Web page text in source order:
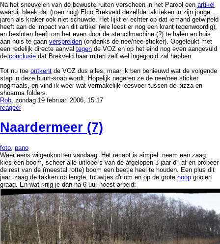
Na het sneuvelen van de bewuste ruiten verscheen in het Parool een artikel
waaruit bleek dat (toen nog) Elco Brekveld dezelfde taktieken in zijn jonge
jaren als kraker ook niet schuwde. Het lijkt er echter op dat iemand getwijfeld
heeft aan de impact van dit artikel (wie leest er nog een krant tegenwoordig),
en besloten heeft om het even door de stencilmachine (?) te halen en huis
aan huis te gaan verspreiden (ondanks de nee/nee sticker). Opgeleukt met
een redelijk directe aanval tegen de VOZ en op het eind nog even aangevuld
de conclusie dat Brekveld haar ruiten zelf wel ingegooid zal hebben.
Tot nu toe ontkent de VOZ dus alles, maar ik ben benieuwd wat de volgende
stap in deze buurt-soap wordt. Hopelijk negeren ze de nee/nee sticker
nogmaals, en vind ik weer wat vermakelijk leesvoer tussen de pizza en
shoarma folders.
Rob , zondag 19 februari 2006, 15:17
reageer
Naardermeer (7)
foto pano
Weer eens wilgenknotten vandaag. Het recept is simpel: neem een zaag,
kies een boom, scheer alle uitlopers van de afgelopen 3 jaar d'r af en probeer
de rest van de (meestal rotte) boom een beetje heel te houden. Een plus dit
jaar: zaag de takken op lengte, touwtjes d'r om en op de grote hoop gooien
graag. En wat krijg je dan na 6 uur noest arbeid: